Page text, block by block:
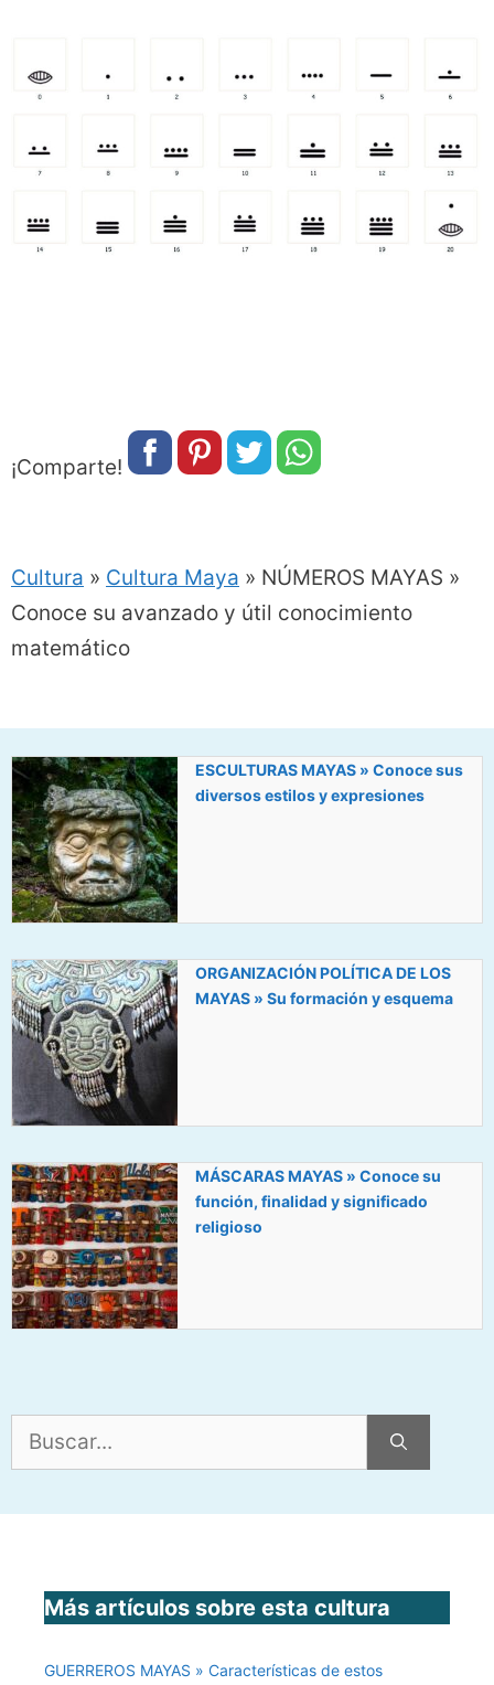
¡Comparte!
Cultura » Cultura Maya » NÚMEROS MAYAS »
Conoce su avanzado y útil conocimiento
matemático
ESCULTURAS MAYAS » Conoce sus
diversos estilos y expresiones
ORGANIZACIÓN POLÍTICA DE LOS
MAYAS » Su formación y esquema
MÁSCARAS MAYAS » Conoce su
función, finalidad y significado
religioso
Más artículos sobre esta cultura
GUERREROS MAYAS » Características de estos